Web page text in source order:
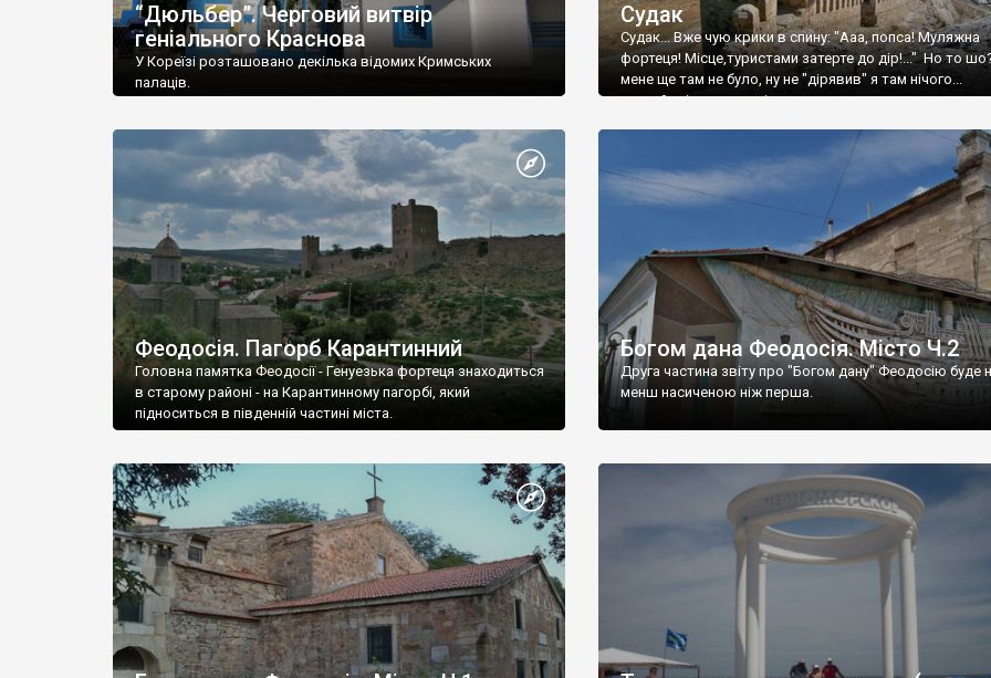
“Дюльбер”. Черговий витвір
геніального Краснова
У Кореїзі розташовано декілька відомих Кримських
палаців.
Судак
Судак... Вже чую крики в спину: "Ааа, попса! Муляжна
фортеця! Місце,туристами затерте до дір!..." Но то
мене ще там не було, ну не "дірявив" я там нічого...
принаймні до цього літа.
Феодосія. Пагорб Карантинний
Головна памятка Феодосії - Генуезька фортеця знаходиться
в старому районі - на Карантинному пагорбі, який
підноситься в південній частині міста.
Богом дана Феодосія. Місто Ч.2
Друга частина звіту про "Богом дану" Феодосію буде
менш насиченою ніж перша.